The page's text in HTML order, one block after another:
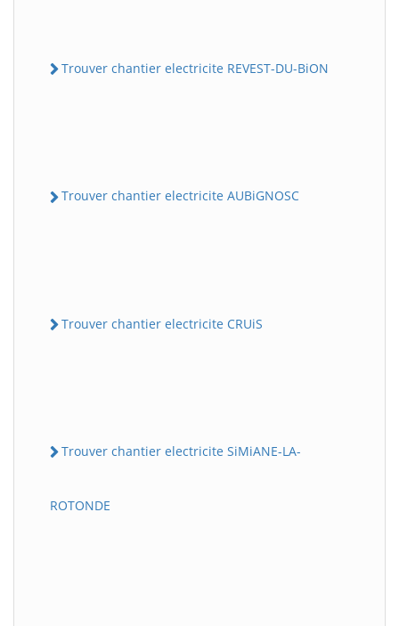
Trouver chantier electricite REVEST-DU-BiON
Trouver chantier electricite AUBiGNOSC
Trouver chantier electricite CRUiS
Trouver chantier electricite SiMiANE-LA-
ROTONDE